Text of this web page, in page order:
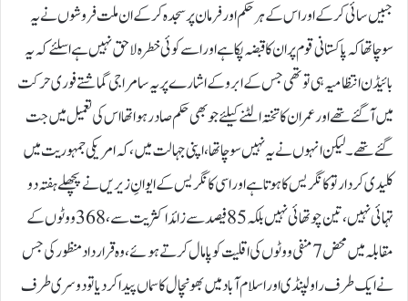
جبیں سائی کرکے اور اس کے ہر حکم اور فرمان پر سجدہ کرکے ان ملت فروشوں نے یہ
سوچا تھا کہ پاکستانی قوم پر ان کا قبضہ پکا ہے اور اسے کوئی خطرہ لاحق نہیں ہے اسلئے کہ یہ
بائیڈن انتظامیہ ہی تو تھی جس کے ابرو کے اشارے پر یہ سامراجی گماشتے فوری حرکت
میں آگئے تھے اور عمران کا تختہ الٹنے کیلئے جو بھی حکم صادر ہوا تھا اس کی تعمیل میں جت
گئے تھے۔ لیکن انہوں نے یہ نہیں سوچا تھا، اپنی جہالت میں، کہ امریکی جمہوریت میں
کلیدی کردار تو کانگریس کا ہوتا ہے اور اسی کانگریس کے ایوانِ زیریں نے پچھلے ہفتہ دو
تہائی نہیں، تین چوتھائی نہیں بلکہ 85 فیصد سے زائد اکثریت سے، 368 ووٹوں کے
مقابلہ میں محض 7 منفی ووٹوں کی اقلیت کو پامال کرتے ہوئے، وہ قرارداد منظور کی جس
نے ایک طرف راولپنڈی اور اسلام آباد میں بھونچال کا سماں پیدا کردیا تو دوسری طرف